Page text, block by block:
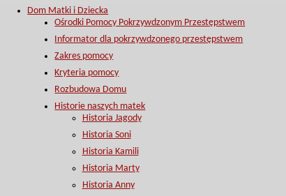
Dom Matki i Dziecka
Ośrodki Pomocy Pokrzywdzonym Przestępstwem
Informator dla pokrzywdzonego przestępstwem
Zakres pomocy
Kryteria pomocy
Rozbudowa Domu
Historie naszych matek
Historia Jagody
Historia Soni
Historia Kamili
Historia Marty
Historia Anny